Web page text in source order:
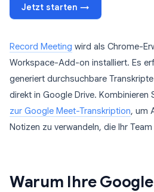
Jetzt starten →
Record Meeting wird als Chrome-
Workspace-Add-on installiert. Es
generiert durchsuchbare
direkt in Google Drive. Kombinieren
zur Google Meet-Transkription, um
Notizen zu verwandeln, die Ihr
Warum Ihre